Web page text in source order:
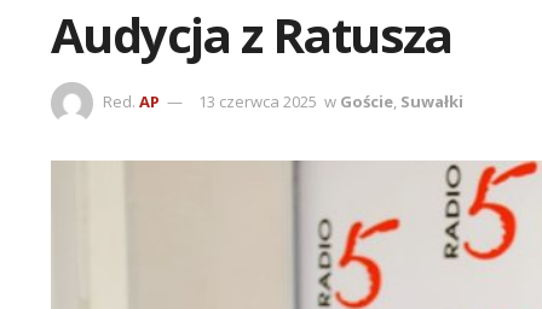
Audycja z Ratusza
Red. AP 13 czerwca 2025 w Goście, Suwałki